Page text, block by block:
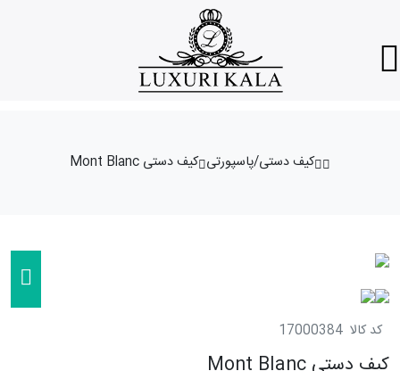
کیف دستی/پاسپورتی کیف دستی Mont Blanc
کد کالا 17000384